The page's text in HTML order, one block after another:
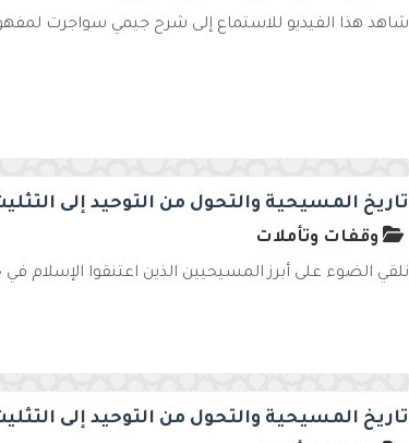
شاهد هذا الفيديو للاستماع إلى شرح جيمي سواجرت
تاريخ المسيحية والتحول من التوحيد إلى التثليث
وقفات وتأملات
نلقي الضوء على أبرز المسيحيين الذين اعتنقوا الإسلام
تاريخ المسيحية والتحول من التوحيد إلى التثليث